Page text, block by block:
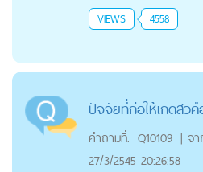
VIEWS 4558
ปัจจัยที่ก่อให้เกิดสิวคื
คำถามที่: Q10109 | จ
27/3/2545 20:26:58